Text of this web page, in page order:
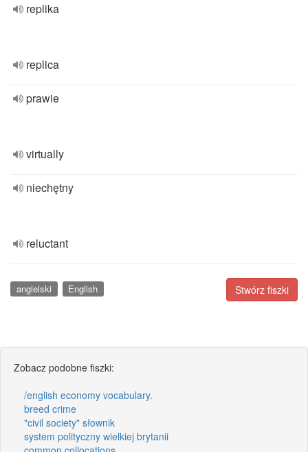
replika
replica
prawie
virtually
niechętny
reluctant
Stwórz fiszki
angielski English
Zobacz podobne fiszki:
/english economy vocabulary.
breed crime
"civil society" słownik
system polityczny wielkiej brytanii